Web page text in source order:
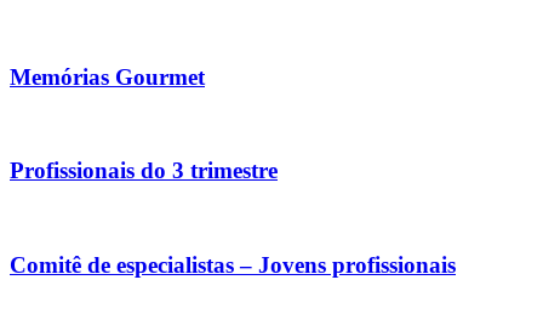
Memórias Gourmet
Profissionais do 3 trimestre
Comitê de especialistas – Jovens profissionais